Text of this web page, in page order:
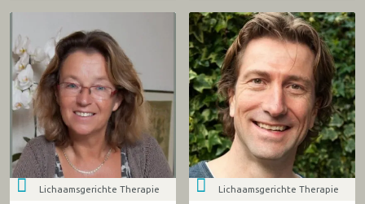
Lichaamsgerichte Therapie Lichaamsgerichte Therapie